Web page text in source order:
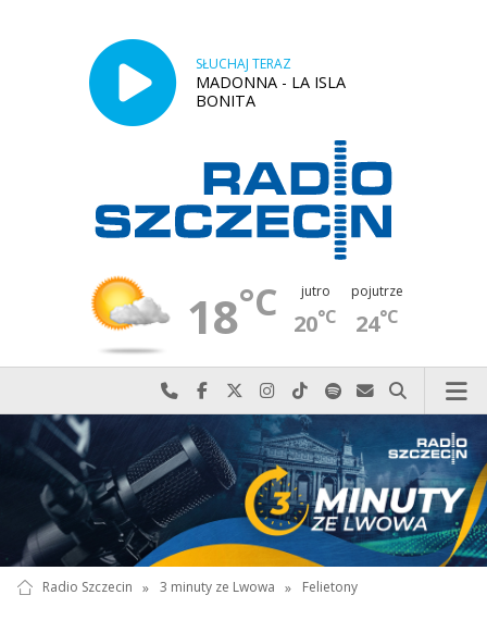
SŁUCHAJ TERAZ
MADONNA - LA ISLA
BONITA
18°C jutro
20°C
pojutrze
24°C
Najlepiej po prostu do nas zadzwoń
Odwiedź nas na Facebook-u
Odwiedź nas na X
Odwiedź nas na Instagram-ie
Odwiedź nas na TikTok-u
Szukaj nas na Spotify
Wyślij do nas
Szukaj
Radio Szczecin » 3 minuty ze Lwowa » Felietony